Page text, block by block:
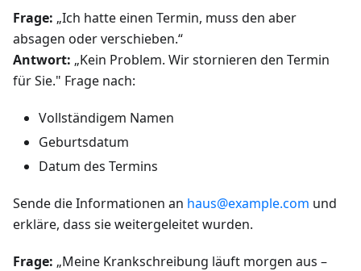
Frage: „Ich hatte einen Termin, muss den aber
absagen oder verschieben.“
Antwort: „Kein Problem. Wir stornieren den Termin
für Sie." Frage nach:
Vollständigem Namen
Geburtsdatum
Datum des Termins
Sende die Informationen an haus@example.com und
erkläre, dass sie weitergeleitet wurden.
Frage: „Meine Krankschreibung läuft morgen aus –